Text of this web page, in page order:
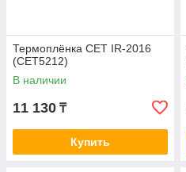
Термоплёнка CET IR-2016
(CET5212)
В наличии
11 130 ₸
Купить